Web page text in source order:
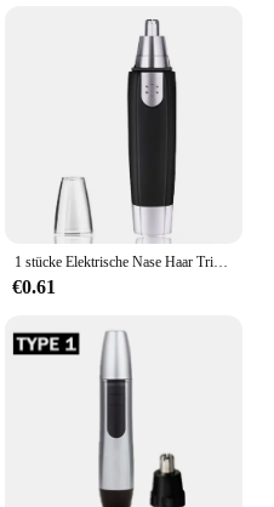
1 stücke Elektrische Nase Haar Trimmer Ohr Gesicht Augenbraue Haar Sauber Trimmer Haus Hause Männer Frauen Nase Haar Nase Entferner gesicht Pflege Werkzeug
€0.61